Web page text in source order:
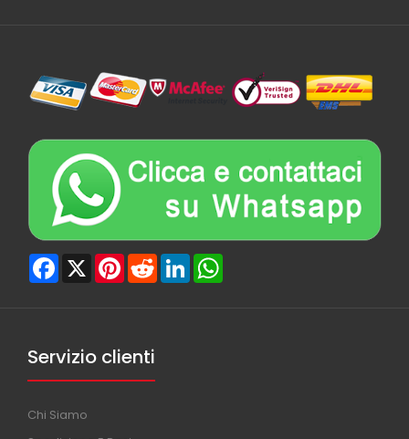
Facebook
X PinterestRedditLinkedIn
Servizio clienti
Chi Siamo